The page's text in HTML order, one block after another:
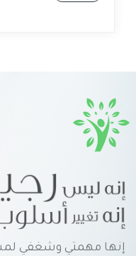
إنها مهمتي وشغفي